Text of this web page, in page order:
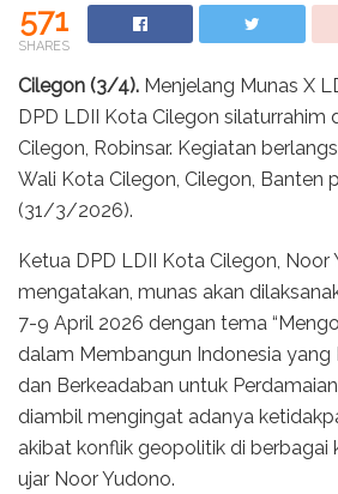
571
SHARES
Cilegon (3/4). Menjelang Munas X
DPD LDII Kota Cilegon silaturrahim
Cilegon, Robinsar. Kegiatan
Wali Kota Cilegon, Cilegon, Banten
(31/3/2026).
Ketua DPD LDII Kota Cilegon, Noor
mengatakan, munas akan
7-9 April 2026 dengan tema
dalam Membangun Indonesia yang
dan Berkeadaban untuk Perdamaian
diambil mengingat adanya
akibat konflik geopolitik di berbagai
ujar Noor Yudono.